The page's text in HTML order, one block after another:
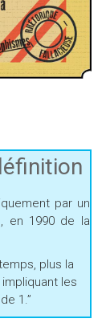
par un
, en 1990 de la
plus la
les
1.”